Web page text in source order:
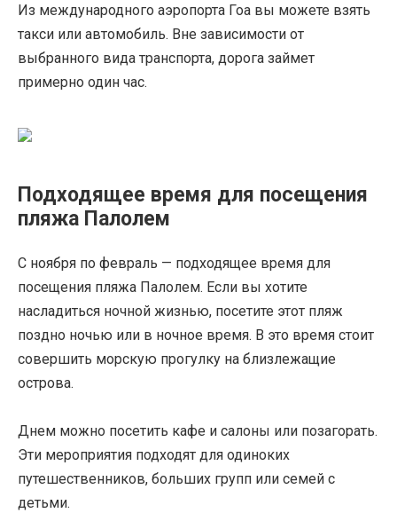
Из международного аэропорта Гоа вы можете взять
такси или автомобиль. Вне зависимости от
выбранного вида транспорта, дорога займет
примерно один час.
Подходящее время для посещения
пляжа Палолем
С ноября по февраль — подходящее время для
посещения пляжа Палолем. Если вы хотите
насладиться ночной жизнью, посетите этот пляж
поздно ночью или в ночное время. В это время стоит
совершить морскую прогулку на близлежащие
острова.
Днем можно посетить кафе и салоны или позагорать.
Эти мероприятия подходят для одиноких
путешественников, больших групп или семей с
детьми.